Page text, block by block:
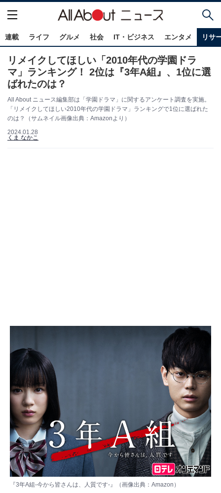
連載 ライフ グルメ 社会 IT・ビジネス エンタメ リサ
リメイクしてほしい「2010年代の学園ドラ
マ」ランキング！ 2位は『3年A組』、1位に選
ばれたのは？
All About ニュース編集部は「学園ドラマ」に関するアンケート調査を実施。
「リメイクしてほしい2010年代の学園ドラマ」ランキングで1位に選ばれた
のは？（サムネイル画像出典：Amazonより）
2024.01.28
くま なかこ
『3年A組-今から皆さんは、人質です-』（画像出典： Amazon ）